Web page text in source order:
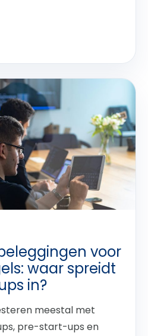
voor
waar spreidt
in?
meestal met
pre-start-ups en